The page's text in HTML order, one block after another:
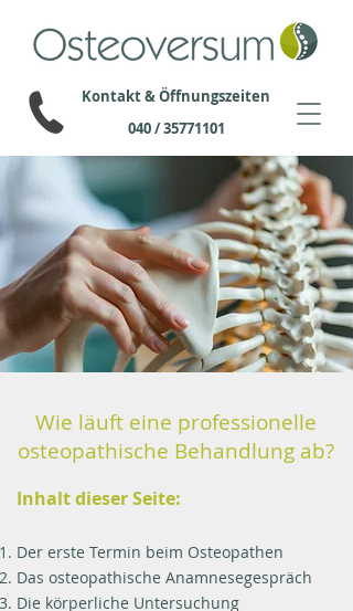
040 / 35771101
Kontakt & Öffnungszeiten
Wie läuft eine professionelle
osteopathische Behandlung ab?
Osteopathie Definition: Die
So läuft eine
Wie läuft eine professionelle
osteopathische Behandlung ab?
Inhalt dieser Seite:
Der erste Termin beim Osteopathen
Das osteopathische Anamnesegespräch
Die körperliche Untersuchung